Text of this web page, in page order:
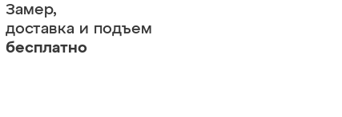
Замер,
доставка и подъем
бесплатно